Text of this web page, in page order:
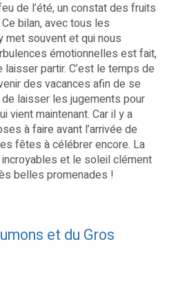
de l’été, un constat des fruits
bilan, avec tous les
met souvent et qui nous
émotionnelles est fait,
laisser partir. C’est le temps de
des vacances afin de se
laisser les jugements pour
vient maintenant. Car il y a
à faire avant l’arrivée de
fêtes à célébrer encore. La
et le soleil clément
belles promenades !
et du Gros